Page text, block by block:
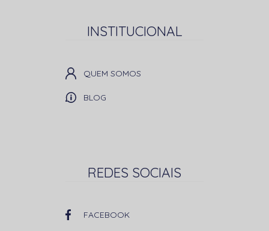
INSTITUCIONAL
QUEM SOMOS
BLOG
REDES SOCIAIS
FACEBOOK